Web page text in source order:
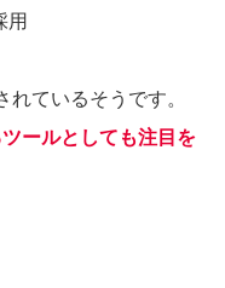
用
ているそうです。
ールとしても注目を